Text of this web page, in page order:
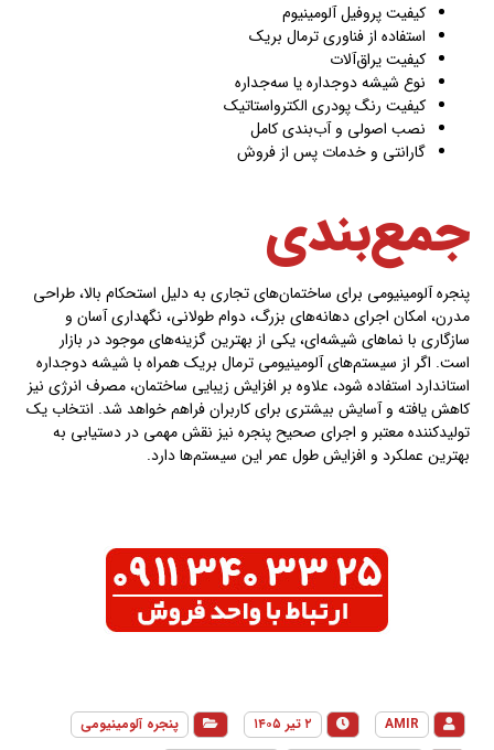
کیفیت پروفیل آلومینیوم
استفاده از فناوری ترمال بریک
کیفیت یراق‌آلات
نوع شیشه دوجداره یا سه‌جداره
کیفیت رنگ پودری الکترواستاتیک
نصب اصولی و آب‌بندی کامل
گارانتی و خدمات پس از فروش
جمع‌بندی
پنجره آلومینیومی برای ساختمان‌های تجاری به دلیل استحکام بالا، طراحی
مدرن، امکان اجرای دهانه‌های بزرگ، دوام طولانی، نگهداری آسان و
سازگاری با نماهای شیشه‌ای، یکی از بهترین گزینه‌های موجود در بازار
است. اگر از سیستم‌های آلومینیومی ترمال بریک همراه با شیشه دوجداره
استاندارد استفاده شود، علاوه بر افزایش زیبایی ساختمان، مصرف انرژی نیز
کاهش یافته و آسایش بیشتری برای کاربران فراهم خواهد شد. انتخاب یک
تولیدکننده معتبر و اجرای صحیح پنجره نیز نقش مهمی در دستیابی به
بهترین عملکرد و افزایش طول عمر این سیستم‌ها دارد.
AMIR ۲ تیر ۱۴۰۵
پنجره آلومینیومی